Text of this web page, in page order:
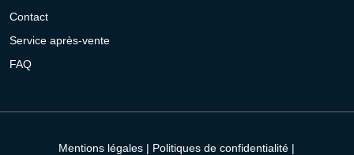
Contact
Service après-vente
FAQ
Mentions légales | Politiques de confidentialité |